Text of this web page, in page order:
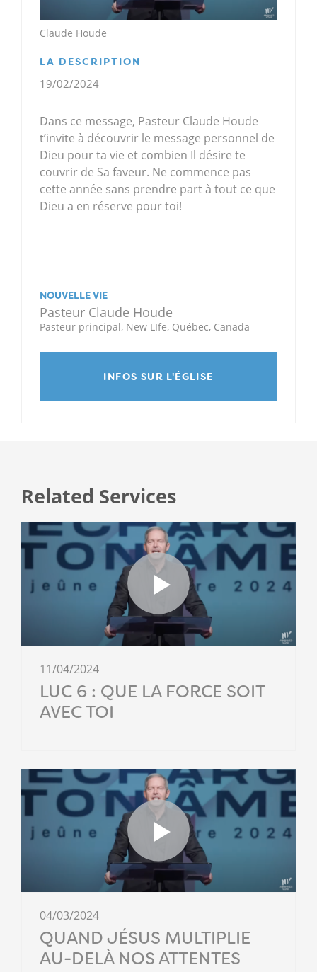
Claude Houde
LA DESCRIPTION
19/02/2024
Dans ce message, Pasteur Claude Houde
t’invite à découvrir le message personnel de
Dieu pour ta vie et combien Il désire te
couvrir de Sa faveur. Ne commence pas
cette année sans prendre part à tout ce que
Dieu a en réserve pour toi!
NOUVELLE VIE
Pasteur Claude Houde
Pasteur principal, New LIfe, Québec, Canada
INFOS SUR L'ÉGLISE
Related Services
11/04/2024
LUC 6 : QUE LA FORCE SOIT
AVEC TOI
04/03/2024
QUAND JÉSUS MULTIPLIE
AU-DELÀ NOS ATTENTES